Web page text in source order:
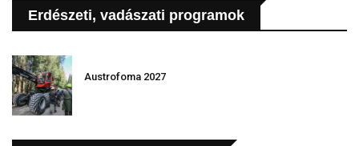
Erdészeti, vadászati programok
Austrofoma 2027